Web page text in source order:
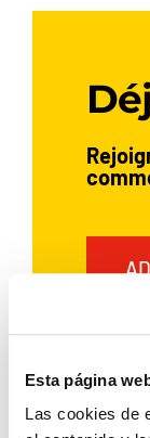
Esta página
Las cookies de
Si
avec